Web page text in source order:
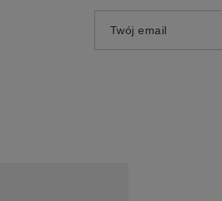
Twój email